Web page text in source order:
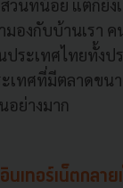
วนที่น้อย แต่ก็ยัง
มองกับบ้านเรา
ระเทศไทยทั้งป
เทศที่มีตลาดขน
อย่างมาก
นเทอร์เน็ตกลาย